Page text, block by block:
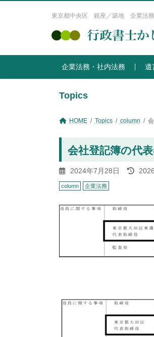
へ
キ
ョ
に
東京都中央区 銀座／築地 企業法
企業法務・社内法務 遺
Topics
HOME Topics column
会社登記簿の代
2024年7月28日
最
時
column 企業法務